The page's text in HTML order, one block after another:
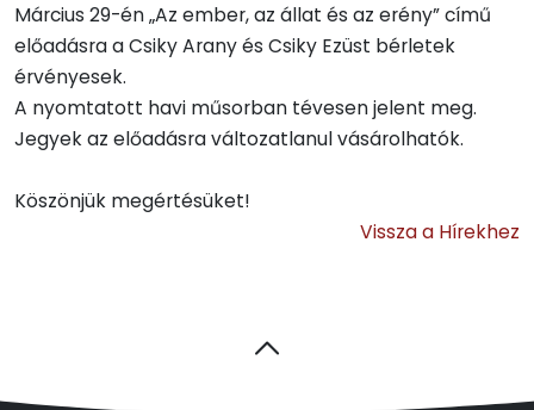
Március 29-én „Az ember, az állat és az erény” című
előadásra a Csiky Arany és Csiky Ezüst bérletek
érvényesek.
A nyomtatott havi műsorban tévesen jelent meg.
Jegyek az előadásra változatlanul vásárolhatók.
Köszönjük megértésüket!
Vissza a Hírekhez